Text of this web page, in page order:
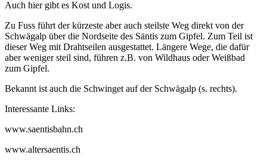
Auch hier gibt es Kost und Logis.
Zu Fuss führt der kürzeste aber auch steilste Weg direkt von der
Schwägalp über die Nordseite des Säntis zum Gipfel. Zum Teil ist
dieser Weg mit Drahtseilen ausgestattet. Längere Wege, die dafür
aber weniger steil sind, führen z.B. von Wildhaus oder Weißbad
zum Gipfel.
Bekannt ist auch die Schwinget auf der Schwägalp (s. rechts).
Interessante Links:
www.saentisbahn.ch
www.altersaentis.ch